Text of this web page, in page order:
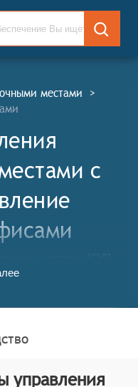
местами >
c
Systems, PMS) — это
использования
процессов
работы
управления